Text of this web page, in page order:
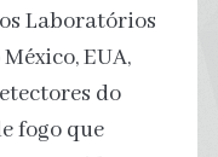
Laboratórios
EUA,
do
fogo que